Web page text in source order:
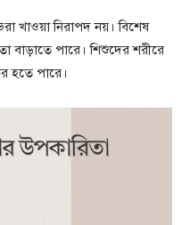
খাওয়া নিরাপদ নয়। বিশেষ
বাড়াতে পারে। শিশুদের শরীরে
হতে পারে।